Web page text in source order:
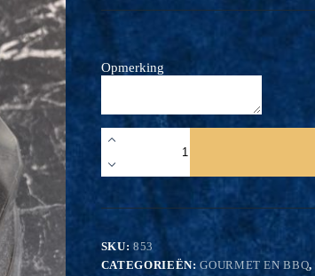
Opmerking
Kruidenboter
aantal
SKU:853
CATEGORIEËN:GOURMET EN BBQ,